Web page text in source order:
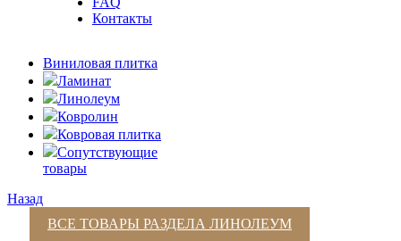
Контакты
Виниловая плитка
Ламинат
Линолеум
Ковролин
Ковровая плитка
Сопутствующие
товары
Назад
ВСЕ ТОВАРЫ РАЗДЕЛА ЛИНОЛЕУМ